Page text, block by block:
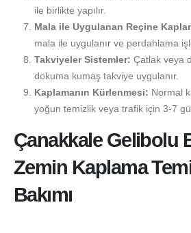
ile birlikte yapılır.
Mala ile Uygulanan Reçine
mala ile uygulanır ve perdahlama
Takviyeler Sistemler: Çatlak veya
dokuma kumaş takviye uygulanır.
Kaplamanın Kürlenmesi: Normal
yoğun temizlik veya trafik için 3-7
Çanakkale Gelibolu
Zemin Kaplama
Bakımı